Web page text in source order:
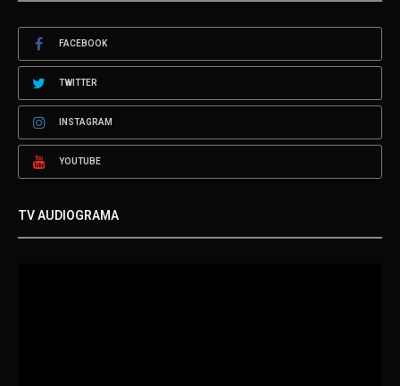
FACEBOOK
TWITTER
INSTAGRAM
YOUTUBE
TV AUDIOGRAMA